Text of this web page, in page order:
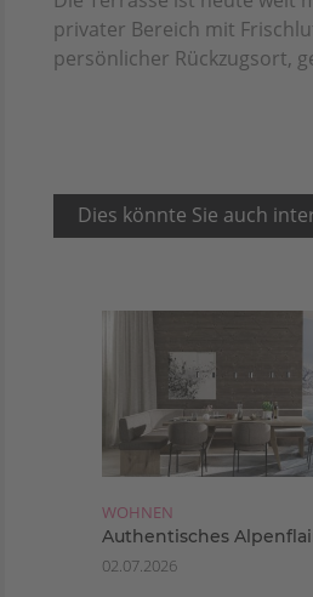
privater Bereich mit
persönlicher Rückzugsort,
Dies könnte Sie auch
WOHNEN
Authentisches
02.07.2026